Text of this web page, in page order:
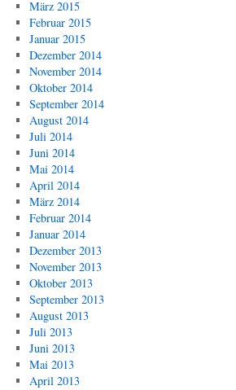
März 2015
Februar 2015
Januar 2015
Dezember 2014
November 2014
Oktober 2014
September 2014
August 2014
Juli 2014
Juni 2014
Mai 2014
April 2014
März 2014
Februar 2014
Januar 2014
Dezember 2013
November 2013
Oktober 2013
September 2013
August 2013
Juli 2013
Juni 2013
Mai 2013
April 2013